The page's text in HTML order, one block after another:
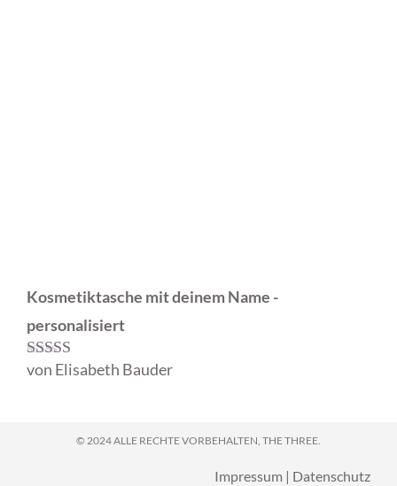
Kosmetiktasche mit deinem Name -
personalisiert
Bewertet mit
von Elisabeth Bauder
© 2024 ALLE RECHTE VORBEHALTEN, THE THREE.
Impressum | Datenschutz